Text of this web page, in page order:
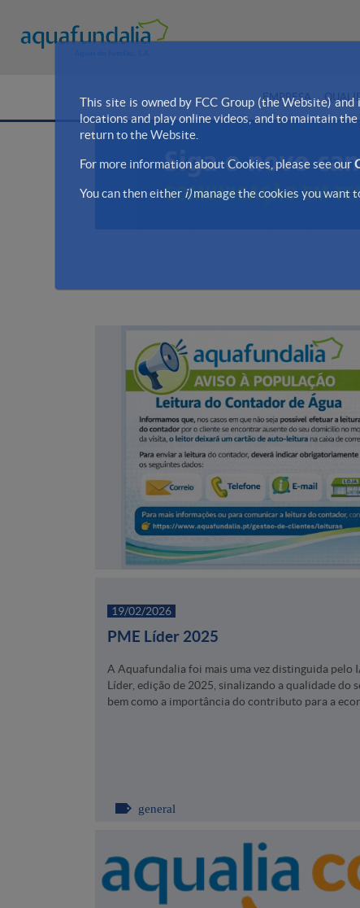
This site is owned by FCC Group (the Website)
locations and play online videos, and to maintain
return to the Website.
For more information about Cookies, please see our
You can then either i)manage the cookies you want
EMPRESA
19/02/2026
PME Líder 2025
A Aquafundalia foi mais uma vez distinguida pelo
Líder, edição de 2025, sinalizando a qualidade do
bem como a importância do contributo para a
general